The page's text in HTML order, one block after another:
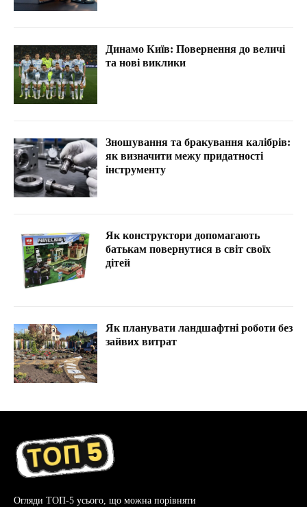
Динамо Київ: Повернення до величі
та нові виклики
Зношування та бракування калібрів:
як визначити межу придатності
інструменту
Як конструктори допомагають
батькам повернутися в світ своїх
дітей
Як планувати ландшафтні роботи без
зайвих витрат
Огляди ТОП-5 усього, що можна порівняти